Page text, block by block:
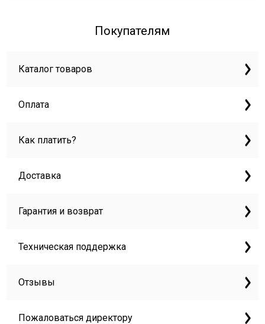
Покупателям
Каталог товаров
Оплата
Как платить?
Доставка
Гарантия и возврат
Техническая поддержка
Отзывы
Пожаловаться директору